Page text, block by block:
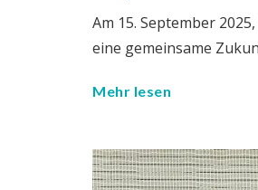
Am 15. September
eine gemeinsame
Mehr lesen